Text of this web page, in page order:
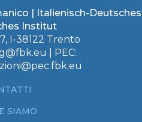
| Italienisch-Deutsches
Institut
I-38122 Trento
| PEC:
SIAMO